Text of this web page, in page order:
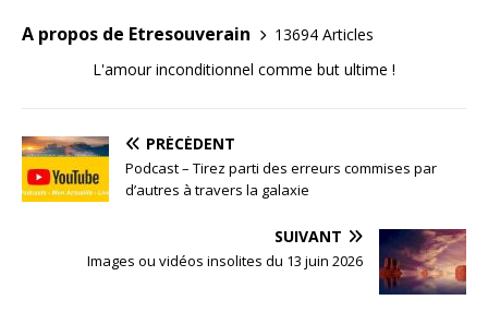
A propos de Etresouverain
13694 Articles
L'amour inconditionnel comme but ultime !
PRÉCÉDENT
Podcast – Tirez parti des erreurs commises par
d’autres à travers la galaxie
SUIVANT
Images ou vidéos insolites du 13 juin 2026